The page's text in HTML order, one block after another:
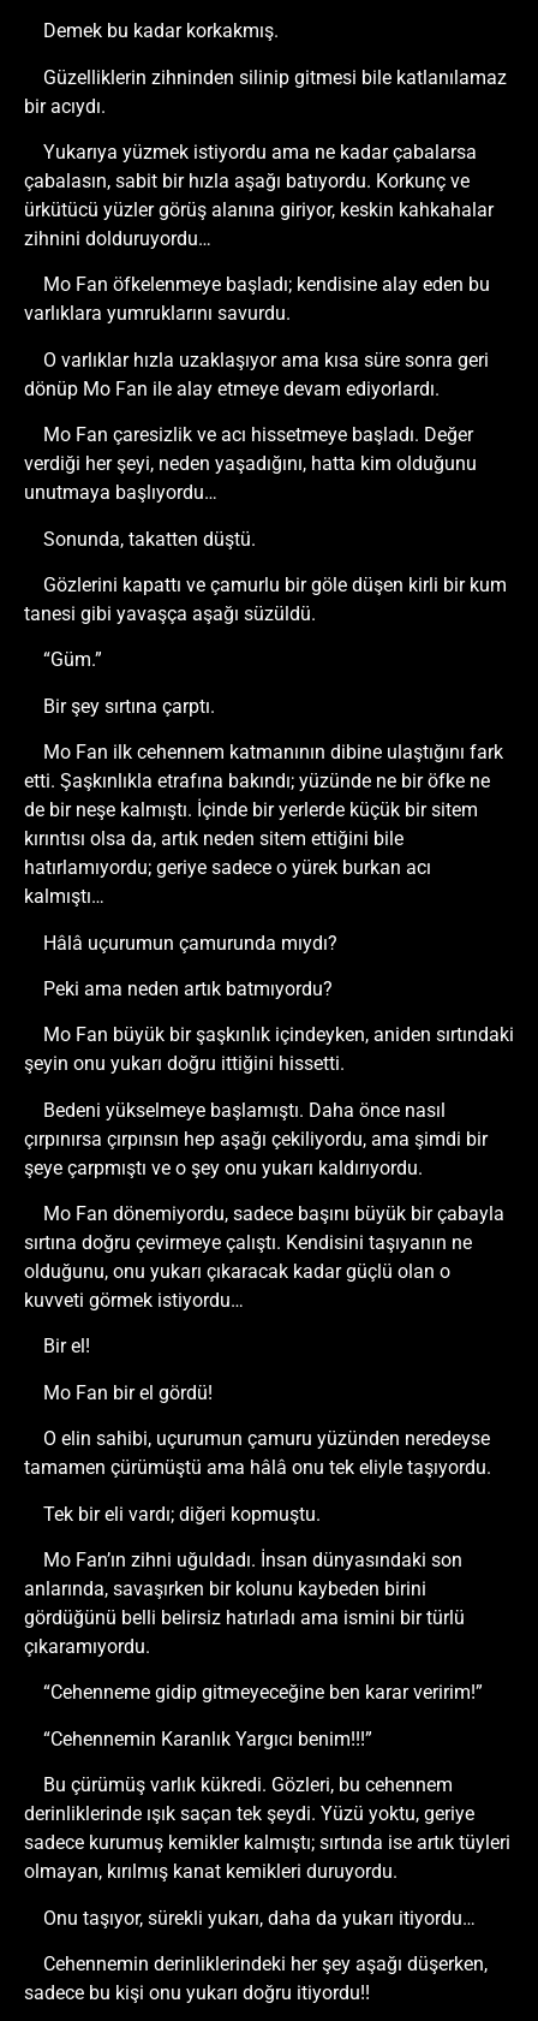
Demek bu kadar korkakmış.
Güzelliklerin zihninden silinip gitmesi bile katlanılamaz
bir acıydı.
Yukarıya yüzmek istiyordu ama ne kadar çabalarsa
çabalasın, sabit bir hızla aşağı batıyordu. Korkunç ve
ürkütücü yüzler görüş alanına giriyor, keskin kahkahalar
zihnini dolduruyordu…
Mo Fan öfkelenmeye başladı; kendisine alay eden bu
varlıklara yumruklarını savurdu.
O varlıklar hızla uzaklaşıyor ama kısa süre sonra geri
dönüp Mo Fan ile alay etmeye devam ediyorlardı.
Mo Fan çaresizlik ve acı hissetmeye başladı. Değer
verdiği her şeyi, neden yaşadığını, hatta kim olduğunu
unutmaya başlıyordu…
Sonunda, takatten düştü.
Gözlerini kapattı ve çamurlu bir göle düşen kirli bir kum
tanesi gibi yavaşça aşağı süzüldü.
“Güm.”
Bir şey sırtına çarptı.
Mo Fan ilk cehennem katmanının dibine ulaştığını fark
etti. Şaşkınlıkla etrafına bakındı; yüzünde ne bir öfke ne
de bir neşe kalmıştı. İçinde bir yerlerde küçük bir sitem
kırıntısı olsa da, artık neden sitem ettiğini bile
hatırlamıyordu; geriye sadece o yürek burkan acı
kalmıştı…
Hâlâ uçurumun çamurunda mıydı?
Peki ama neden artık batmıyordu?
Mo Fan büyük bir şaşkınlık içindeyken, aniden sırtındaki
şeyin onu yukarı doğru ittiğini hissetti.
Bedeni yükselmeye başlamıştı. Daha önce nasıl
çırpınırsa çırpınsın hep aşağı çekiliyordu, ama şimdi bir
şeye çarpmıştı ve o şey onu yukarı kaldırıyordu.
Mo Fan dönemiyordu, sadece başını büyük bir çabayla
sırtına doğru çevirmeye çalıştı. Kendisini taşıyanın ne
olduğunu, onu yukarı çıkaracak kadar güçlü olan o
kuvveti görmek istiyordu…
Bir el!
Mo Fan bir el gördü!
O elin sahibi, uçurumun çamuru yüzünden neredeyse
tamamen çürümüştü ama hâlâ onu tek eliyle taşıyordu.
Tek bir eli vardı; diğeri kopmuştu.
Mo Fan’ın zihni uğuldadı. İnsan dünyasındaki son
anlarında, savaşırken bir kolunu kaybeden birini
gördüğünü belli belirsiz hatırladı ama ismini bir türlü
çıkaramıyordu.
“Cehenneme gidip gitmeyeceğine ben karar veririm!”
“Cehennemin Karanlık Yargıcı benim!!!”
Bu çürümüş varlık kükredi. Gözleri, bu cehennem
derinliklerinde ışık saçan tek şeydi. Yüzü yoktu, geriye
sadece kurumuş kemikler kalmıştı; sırtında ise artık tüyleri
olmayan, kırılmış kanat kemikleri duruyordu.
Onu taşıyor, sürekli yukarı, daha da yukarı itiyordu…
Cehennemin derinliklerindeki her şey aşağı düşerken,
sadece bu kişi onu yukarı doğru itiyordu!!